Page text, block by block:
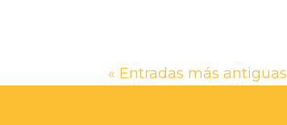
« Entradas más antiguas